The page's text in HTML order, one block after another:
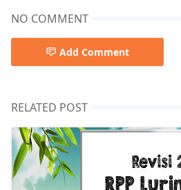
NO COMMENT
Add Comment
RELATED POST